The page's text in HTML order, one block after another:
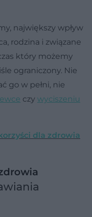
największy wpływ
rodzina i związane
który możemy
ograniczony. Nie
go w pełni, nie
czy wyciszeniu
dla zdrowia